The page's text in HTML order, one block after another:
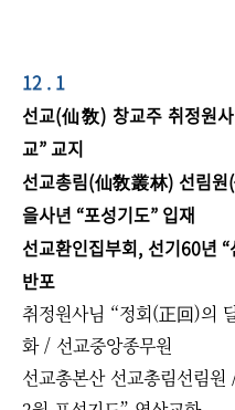
12 . 1
선교(仙敎) 창교주 취정원
교” 교지
선교총림(仙敎叢林) 선림
을사년 “포성기도” 입재
선교환인집부회, 선기60년
반포
취정원사님 “정회(正回)의
화 / 선교중앙종무원
선교총본산 선교총림선림